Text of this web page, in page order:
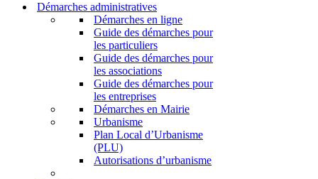
Démarches administratives
Démarches en ligne
Guide des démarches pour
les particuliers
Guide des démarches pour
les associations
Guide des démarches pour
les entreprises
Démarches en Mairie
Urbanisme
Plan Local d’Urbanisme
(PLU)
Autorisations d’urbanisme